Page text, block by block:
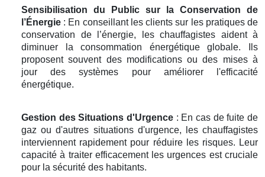
Sensibilisation du Public sur la Conservation de
l’Énergie : En conseillant les clients sur les pratiques de
conservation de l’énergie, les chauffagistes aident à
diminuer la consommation énergétique globale. Ils
proposent souvent des modifications ou des mises à
jour des systèmes pour améliorer l'efficacité
énergétique.
Gestion des Situations d'Urgence : En cas de fuite de
gaz ou d'autres situations d'urgence, les chauffagistes
interviennent rapidement pour réduire les risques. Leur
capacité à traiter efficacement les urgences est cruciale
pour la sécurité des habitants.